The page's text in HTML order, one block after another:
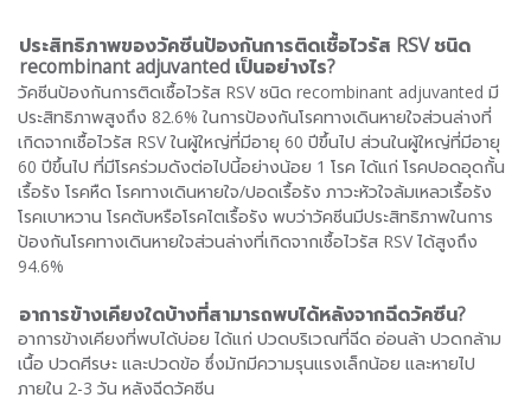
ประสิทธิภาพของวัคซีนป้องกันการติดเชื้อไวรัส RSV ชนิด
recombinant adjuvanted เป็นอย่างไร?
วัคซีนป้องกันการติดเชื้อไวรัส RSV ชนิด recombinant adjuvanted มี
ประสิทธิภาพสูงถึง 82.6% ในการป้องกันโรคทางเดินหายใจส่วนล่างที่
เกิดจากเชื้อไวรัส RSV ในผู้ใหญ่ที่มีอายุ 60 ปีขึ้นไป ส่วนในผู้ใหญ่ที่มีอายุ
60 ปีขึ้นไป ที่มีโรคร่วมดังต่อไปนี้อย่างน้อย 1 โรค ได้แก่ โรคปอดอุดกั้น
เรื้อรัง โรคหืด โรคทางเดินหายใจ/ปอดเรื้อรัง ภาวะหัวใจล้มเหลวเรื้อรัง
โรคเบาหวาน โรคตับหรือโรคไตเรื้อรัง พบว่าวัคซีนมีประสิทธิภาพในการ
ป้องกันโรคทางเดินหายใจส่วนล่างที่เกิดจากเชื้อไวรัส RSV ได้สูงถึง
94.6%
อาการข้างเคียงใดบ้างที่สามารถพบได้หลังจากฉีดวัคซีน?
อาการข้างเคียงที่พบได้บ่อย ได้แก่ ปวดบริเวณที่ฉีด อ่อนล้า ปวดกล้าม
เนื้อ ปวดศีรษะ และปวดข้อ ซึ่งมักมีความรุนแรงเล็กน้อย และหายไป
ภายใน 2-3 วัน หลังฉีดวัคซีน